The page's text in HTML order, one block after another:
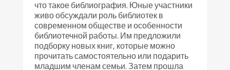
что такое библиография. Юные участники
живо обсуждали роль библиотек в
современном обществе и особенности
библиотечной работы. Им предложили
подборку новых книг, которые можно
прочитать самостоятельно или подарить
младшим членам семьи. Затем прошла